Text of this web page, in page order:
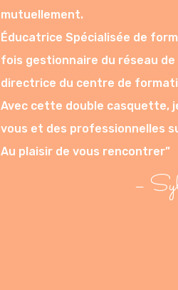
mutuellement.
Éducatrice Spécialisée de
fois gestionnaire du réseau
directrice du centre de
Avec cette double casquette,
vous et des professionnelles
Au plaisir de vous rencontrer”
–